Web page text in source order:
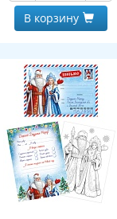
В корзину